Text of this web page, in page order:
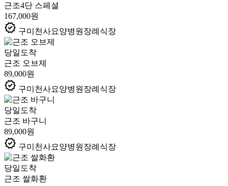
근조4단 스페셜
167,000원
verified 구미천사요양병원장례식장
당일도착
근조 오브제
89,000원
verified 구미천사요양병원장례식장
당일도착
근조 바구니
89,000원
verified 구미천사요양병원장례식장
당일도착
근조 쌀화환